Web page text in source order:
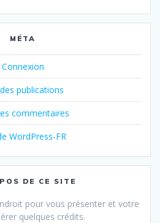
MÉTA
Connexion
publications
commentaires
WordPress-FR
DE CE SITE
pour vous présenter et votre
quelques crédits.